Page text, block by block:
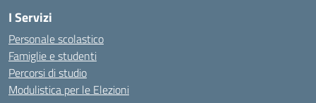
I Servizi
Personale scolastico
Famiglie e studenti
Percorsi di studio
Modulistica per le Elezioni